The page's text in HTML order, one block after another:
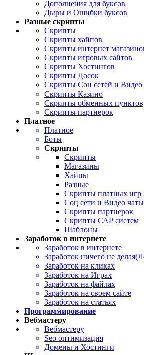
Дополнения для буксов
Дыры и Ошибки буксов
Разные скрипты
Скрипты
Скрипты хайпов
Скрипты интернет
Скрипты игровых сайтов
Скрипты Хостингов
Скрипты Досок
Скрипты Соц сетей и Видео
Скрипты Казино
Скрипты обменных пунктов
Скрипты партнерок
Платное
Платное
Боты
Скрипты
Скрипты
Магазины
Хайпы
Разные
Скрипты платных игр
Соц сети и Видео чаты
Скрипты партнерок
Скрипты САР систем
Шаблоны
Заработок в интернете
Заработок в интернете
Заработок ничего не
Заработок на кликах
Заработок на Играх
Заработок на файлах
Заработок на своем сайте
Заработок на статьях
Программирование
Вебмастеру
Вебмастеру
Seo оптимизация
Домены и Хостинги